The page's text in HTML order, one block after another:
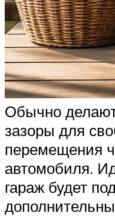
Обычно
зазоры для
перемещения
автомобиля.
гараж будет